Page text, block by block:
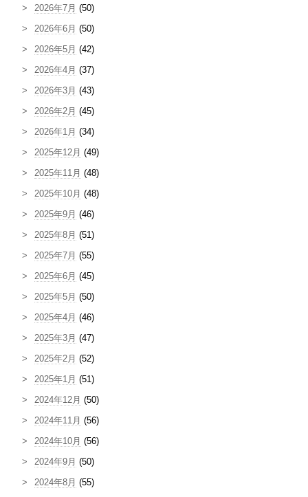
2026年7月 (50)
2026年6月 (50)
2026年5月 (42)
2026年4月 (37)
2026年3月 (43)
2026年2月 (45)
2026年1月 (34)
2025年12月 (49)
2025年11月 (48)
2025年10月 (48)
2025年9月 (46)
2025年8月 (51)
2025年7月 (55)
2025年6月 (45)
2025年5月 (50)
2025年4月 (46)
2025年3月 (47)
2025年2月 (52)
2025年1月 (51)
2024年12月 (50)
2024年11月 (56)
2024年10月 (56)
2024年9月 (50)
2024年8月 (55)